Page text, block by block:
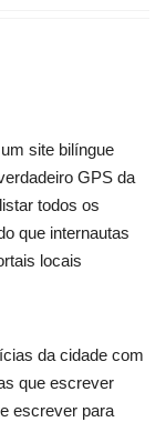
site bilíngue
GPS da
todos os
que internautas
locais
da cidade com
que escrever
escrever para